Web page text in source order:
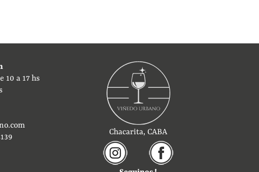
10 a 17 hs
Chacarita, CABA